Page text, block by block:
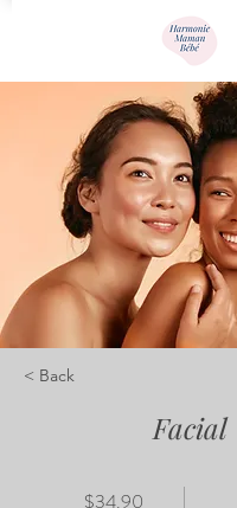
< Back
Facial
$34.90